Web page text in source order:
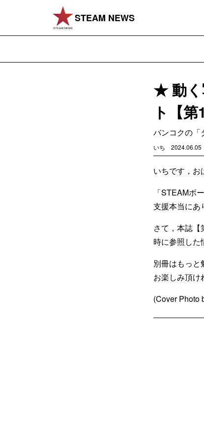
STEAM NEWS
★ 動く
ト【第
バンコクの「
いち 2024.06.05
いちです，お
「STEAMボ
支援本当にあ
さて，本誌
時に参照した
別冊はもっ
お楽しみ頂け
(Cover Photo